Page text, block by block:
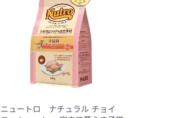
ニュートロ ナチュラル チョイ